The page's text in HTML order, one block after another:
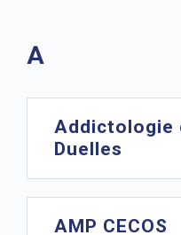
A
Addictologie
Duelles
AMP CECOS